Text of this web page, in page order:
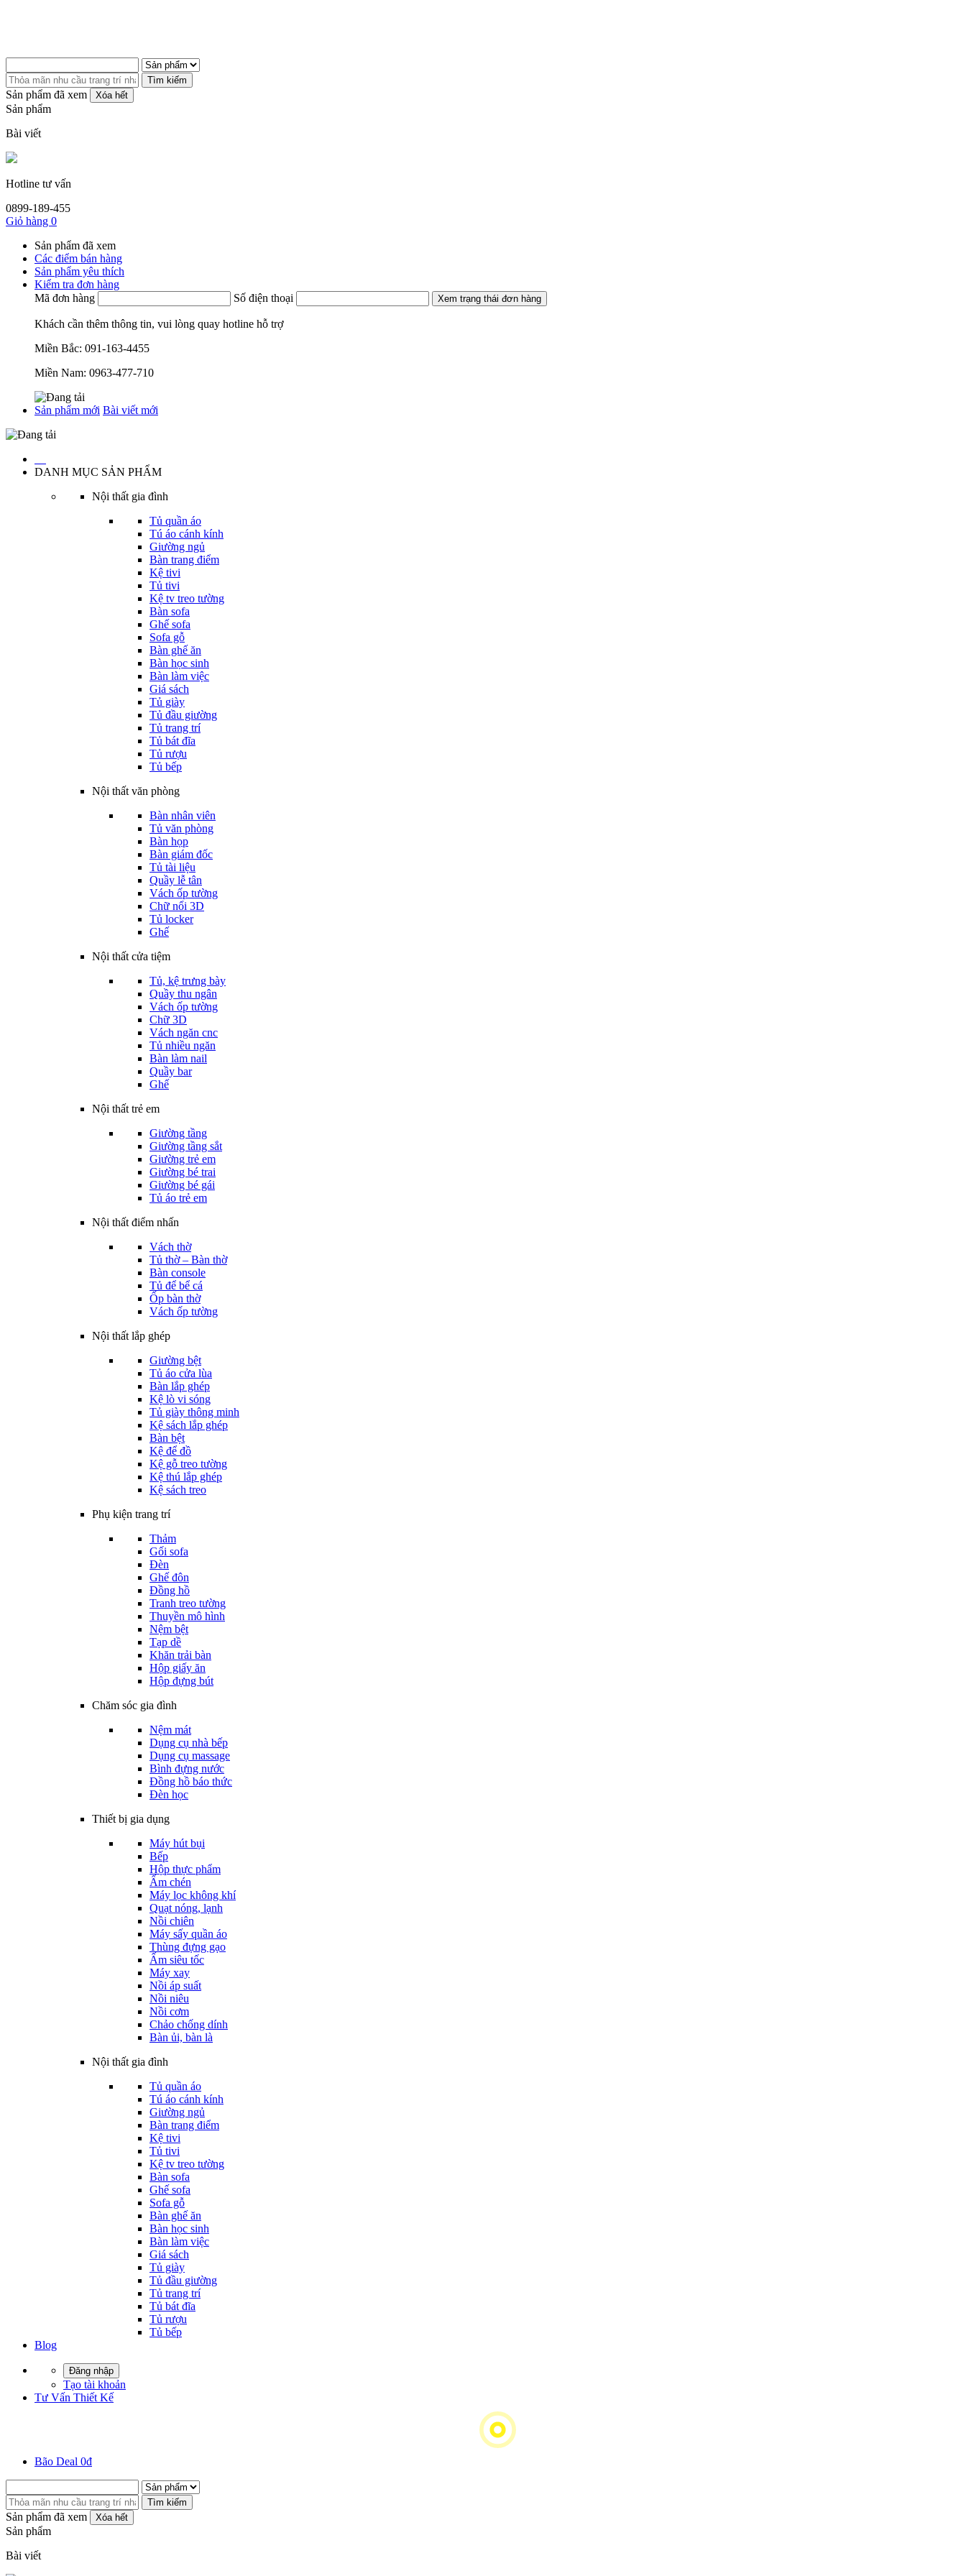
Tìm kiếm
Sản phẩm đã xem Xóa hết
Sản phẩm
Bài viết
Hotline tư vấn
0899-189-455
Giỏ hàng 0
Sản phẩm đã xem
Các điểm bán hàng
Sản phẩm yêu thích
Kiểm tra đơn hàng
Mã đơn hàng
Số điện thoại Xem trạng thái đơn hàng
Khách cần thêm thông tin, vui lòng quay hotline hỗ trợ
Miền Bắc: 091-163-4455
Miền Nam: 0963-477-710
Sản phẩm mới Bài viết mới
DANH MỤC SẢN PHẨM
Nội thất gia đình
Tủ quần áo
Tú áo cánh kính
Giường ngủ
Bàn trang điểm
Kệ tivi
Tủ tivi
Kệ tv treo tường
Bàn sofa
Ghế sofa
Sofa gỗ
Bàn ghế ăn
Bàn học sinh
Bàn làm việc
Giá sách
Tủ giày
Tủ đầu giường
Tủ trang trí
Tủ bát đĩa
Tủ rượu
Tủ bếp
Nội thất văn phòng
Bàn nhân viên
Tủ văn phòng
Bàn họp
Bàn giám đốc
Tủ tài liệu
Quầy lễ tân
Vách ốp tường
Chữ nổi 3D
Tủ locker
Ghế
Nội thất cửa tiệm
Tủ, kệ trưng bày
Quầy thu ngân
Vách ốp tường
Chữ 3D
Vách ngăn cnc
Tủ nhiều ngăn
Bàn làm nail
Quầy bar
Ghế
Nội thất trẻ em
Giường tầng
Giường tầng sắt
Giường trẻ em
Giường bé trai
Giường bé gái
Tủ áo trẻ em
Nội thất điểm nhấn
Vách thờ
Tủ thờ – Bàn thờ
Bàn console
Tủ để bể cá
Ốp bàn thờ
Vách ốp tường
Nội thất lắp ghép
Giường bệt
Tủ áo cửa lùa
Bàn lắp ghép
Kệ lò vi sóng
Tủ giày thông minh
Kệ sách lắp ghép
Bàn bệt
Kệ để đồ
Kệ gỗ treo tường
Kệ thú lắp ghép
Kệ sách treo
Phụ kiện trang trí
Thảm
Gối sofa
Đèn
Ghế đôn
Đồng hồ
Tranh treo tường
Thuyền mô hình
Nệm bệt
Tạp dề
Khăn trải bàn
Hộp giấy ăn
Hộp đựng bút
Chăm sóc gia đình
Nệm mát
Dụng cụ nhà bếp
Dụng cụ massage
Bình đựng nước
Đồng hồ báo thức
Đèn học
Thiết bị gia dụng
Máy hút bụi
Bếp
Hộp thực phẩm
Ấm chén
Máy lọc không khí
Quạt nóng, lạnh
Nồi chiên
Máy sấy quần áo
Thùng đựng gạo
Ấm siêu tốc
Máy xay
Nồi áp suất
Nồi niêu
Nồi cơm
Chảo chống dính
Bàn ủi, bàn là
Nội thất gia đình
Tủ quần áo
Tú áo cánh kính
Giường ngủ
Bàn trang điểm
Kệ tivi
Tủ tivi
Kệ tv treo tường
Bàn sofa
Ghế sofa
Sofa gỗ
Bàn ghế ăn
Bàn học sinh
Bàn làm việc
Giá sách
Tủ giày
Tủ đầu giường
Tủ trang trí
Tủ bát đĩa
Tủ rượu
Tủ bếp
Blog
Đăng nhập
Tạo tài khoản
Tư Vấn Thiết Kế
Bão Deal 0đ
Tìm kiếm
Sản phẩm đã xem Xóa hết
Sản phẩm
Bài viết